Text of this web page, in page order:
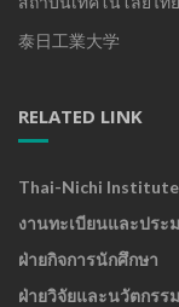
泰日工業大学
RELATED LINK
Thai-Nichi
งานทะเบียนและประ
ฝ่ายกิจการนักศึกษา
ฝ่ายวิจัยและนวัตกรรม